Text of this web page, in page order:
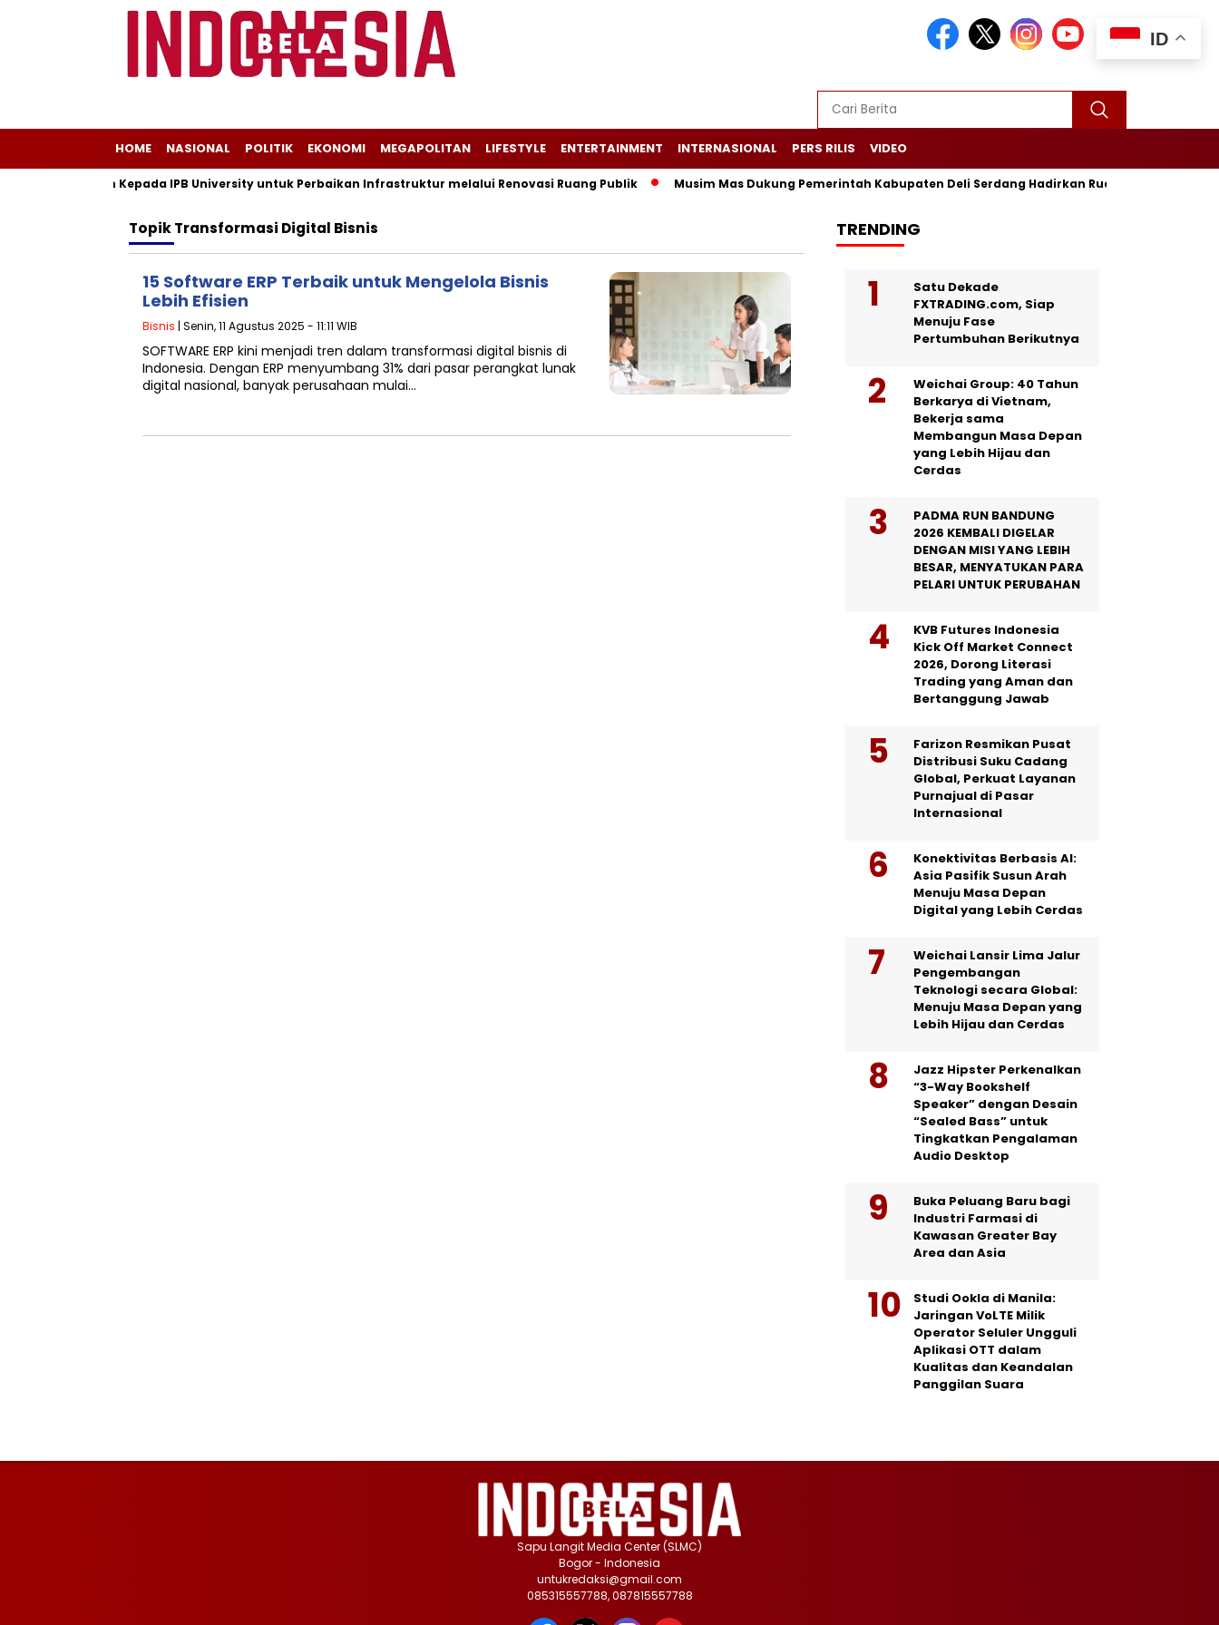
HOME NASIONAL POLITIK EKONOMI MEGAPOLITAN LIFESTYLE ENTERTAINMENT INTERNASIONAL PERS RILIS VIDEO
Beri Dukungan Kepada IPB University untuk Perbaikan Infrastruktur melalui Renovasi Ruang Publik Musim Mas Dukung Pemerintah Kabupaten Deli Serdang Hadirkan Ruang Publik
TopikTransformasi Digital Bisnis
15 Software ERP Terbaik untuk Mengelola Bisnis
Lebih Efisien
Bisnis | Senin, 11 Agustus 2025 - 11:11 WIB
SOFTWARE ERP kini menjadi tren dalam transformasi digital bisnis di
Indonesia. Dengan ERP menyumbang 31% dari pasar perangkat lunak
digital nasional, banyak perusahaan mulai…
TRENDING
Satu Dekade
FXTRADING.com, Siap
Menuju Fase
Pertumbuhan Berikutnya
Weichai Group: 40 Tahun
Berkarya di Vietnam,
Bekerja sama
Membangun Masa Depan
yang Lebih Hijau dan
Cerdas
PADMA RUN BANDUNG
2026 KEMBALI DIGELAR
DENGAN MISI YANG LEBIH
BESAR, MENYATUKAN PARA
PELARI UNTUK PERUBAHAN
KVB Futures Indonesia
Kick Off Market Connect
2026, Dorong Literasi
Trading yang Aman dan
Bertanggung Jawab
Farizon Resmikan Pusat
Distribusi Suku Cadang
Global, Perkuat Layanan
Purnajual di Pasar
Internasional
Konektivitas Berbasis AI:
Asia Pasifik Susun Arah
Menuju Masa Depan
Digital yang Lebih Cerdas
Weichai Lansir Lima Jalur
Pengembangan
Teknologi secara Global:
Menuju Masa Depan yang
Lebih Hijau dan Cerdas
Jazz Hipster Perkenalkan
“3-Way Bookshelf
Speaker” dengan Desain
“Sealed Bass” untuk
Tingkatkan Pengalaman
Audio Desktop
Buka Peluang Baru bagi
Industri Farmasi di
Kawasan Greater Bay
Area dan Asia
Studi Ookla di Manila:
Jaringan VoLTE Milik
Operator Seluler Ungguli
Aplikasi OTT dalam
Kualitas dan Keandalan
Panggilan Suara
ID
Sapu Langit Media Center (SLMC)
Bogor - Indonesia
untukredaksi@gmail.com
085315557788, 087815557788